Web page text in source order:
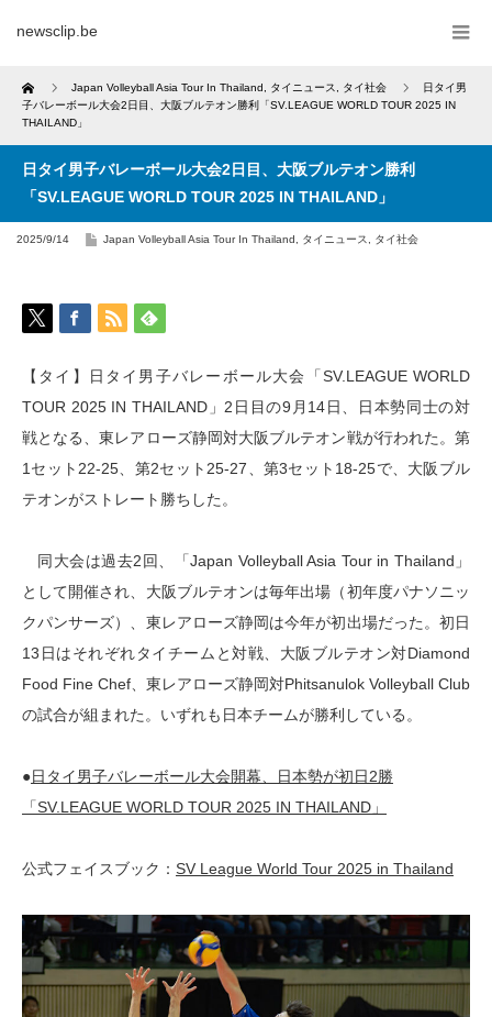
newsclip.be
Home Japan Volleyball Asia Tour In Thailand タイニュース タイ社会
日タイ男
子バレーボール大会2日目、大阪ブルテオン勝利「SV.LEAGUE WORLD TOUR 2025 IN
THAILAND」
日タイ男子バレーボール大会2日目、大阪ブルテオン勝利
「SV.LEAGUE WORLD TOUR 2025 IN THAILAND」
2025/9/14 Japan Volleyball Asia Tour In Thailand タイニュース タイ社会
【タイ】日タイ男子バレーボール大会「SV.LEAGUE WORLD
TOUR 2025 IN THAILAND」2日目の9月14日、日本勢同士の対
戦となる、東レアローズ静岡対大阪ブルテオン戦が行われた。第
1セット22-25、第2セット25-27、第3セット18-25で、大阪ブル
テオンがストレート勝ちした。
同大会は過去2回、「Japan Volleyball Asia Tour in Thailand」
として開催され、大阪ブルテオンは毎年出場（初年度パナソニッ
クパンサーズ）、東レアローズ静岡は今年が初出場だった。初日
13日はそれぞれタイチームと対戦、大阪ブルテオン対Diamond
Food Fine Chef、東レアローズ静岡対Phitsanulok Volleyball Club
の試合が組まれた。いずれも日本チームが勝利している。
●日タイ男子バレーボール大会開幕、日本勢が初日2勝
「SV.LEAGUE WORLD TOUR 2025 IN THAILAND」
公式フェイスブック： SV League World Tour 2025 in Thailand